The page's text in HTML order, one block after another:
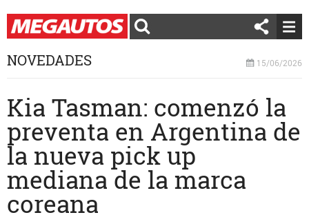
NOVEDADES 15/06/2026
Kia Tasman: comenzó la
preventa en Argentina de
la nueva pick up
mediana de la marca
coreana